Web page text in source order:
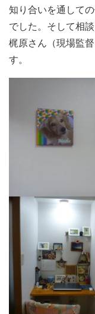
知り合いを通して
でした。そして相
梶原さん（現場監
す。